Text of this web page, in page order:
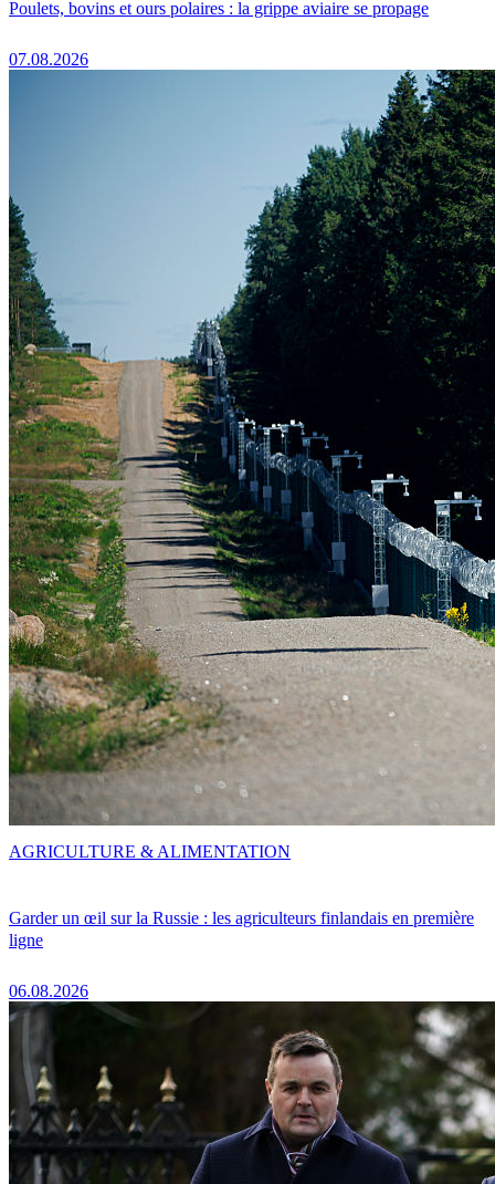
Poulets, bovins et ours polaires : la grippe aviaire se propage
07.08.2026
Garder un œil sur la Russie : les agriculteurs finlandais en première
ligne
06.08.2026
AGRICULTURE & ALIMENTATION